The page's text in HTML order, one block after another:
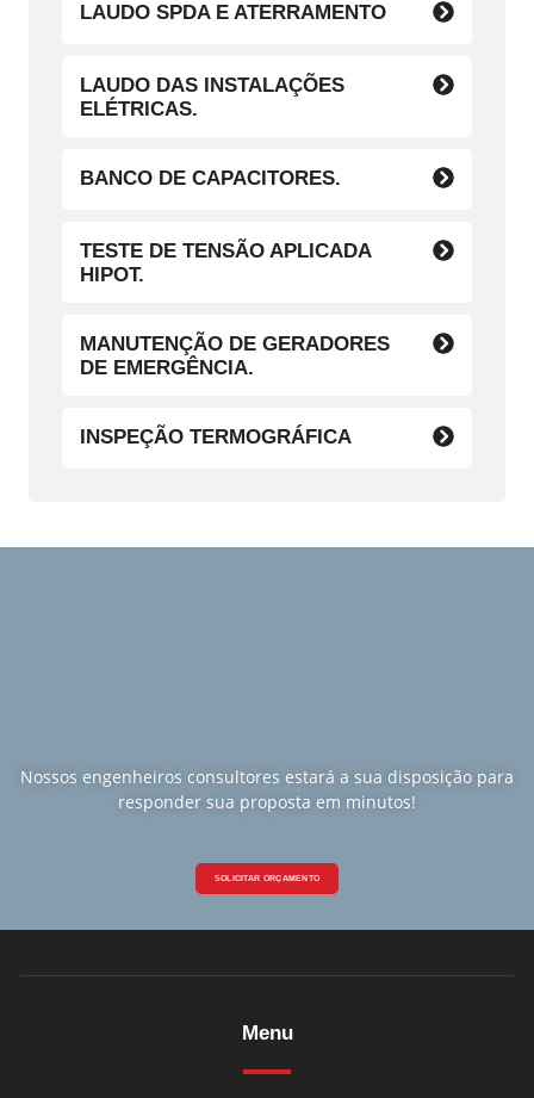
LAUDO SPDA E ATERRAMENTO
LAUDO DAS INSTALAÇÕES
ELÉTRICAS.
BANCO DE CAPACITORES.
TESTE DE TENSÃO APLICADA
HIPOT.
MANUTENÇÃO DE GERADORES
DE EMERGÊNCIA.
INSPEÇÃO TERMOGRÁFICA
Nossos engenheiros consultores estará a sua disposição para
responder sua proposta em minutos!
SOLICITAR ORÇAMENTO
Menu